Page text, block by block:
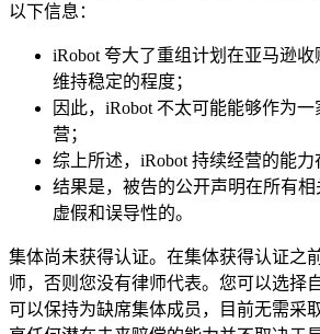
以下信息：
iRobot 夸大了重组计划在亚马逊
维持稳定的程度；
因此，iRobot 不太可能能够作为
营；
综上所述，iRobot 持续经营的能力
结果是，被告的公开声明在所有
虚假和误导性的。
集体尚未获得认证。在集体获得认证之
师，否则您没有律师代表。您可以选择
可以保持为缺席集体成员，目前无需采